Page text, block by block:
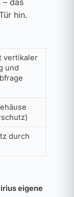
– das
hin.
vertikaler
und
durch
eigene